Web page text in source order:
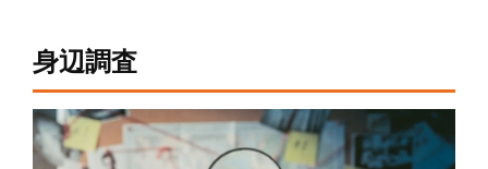
身辺調査